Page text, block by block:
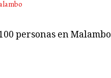
personas en Malambo